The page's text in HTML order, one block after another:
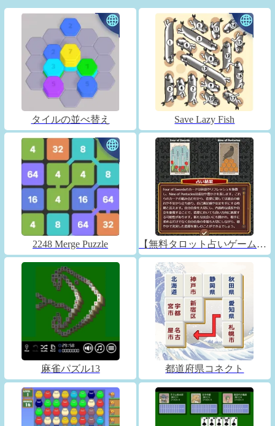
タイルの並べ替え Save Lazy Fish
2248 Merge Puzzle 【無料タロット占いゲーム】フォーチュンコネクト
麻雀パズル13 都道府県コネクト